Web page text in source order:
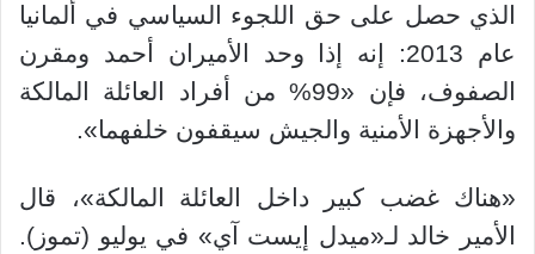
الذي حصل على حق اللجوء السياسي في ألمانيا
عام 2013: إنه إذا وحد الأميران أحمد ومقرن
الصفوف، فإن «99% من أفراد العائلة المالكة
والأجهزة الأمنية والجيش سيقفون خلفهما».
«هناك غضب كبير داخل العائلة المالكة»، قال
الأمير خالد لـ«ميدل إيست آي» في يوليو (تموز).